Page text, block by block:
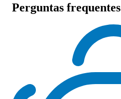
Perguntas frequentes